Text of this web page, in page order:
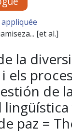
[et al.]
la
els
de la
lingüística
paz =